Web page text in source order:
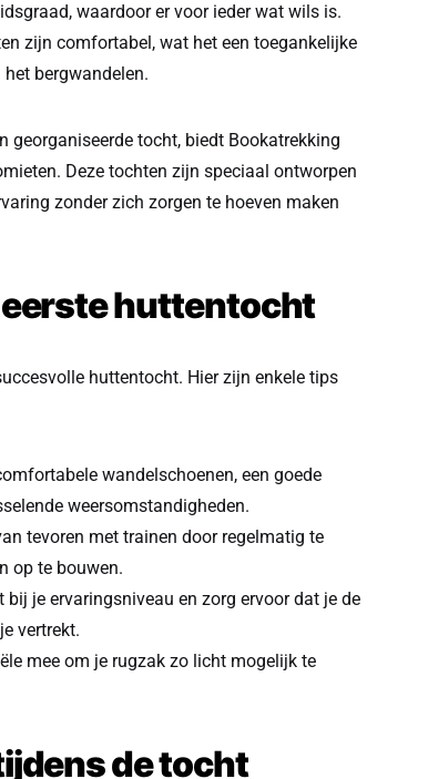
waardoor er voor ieder wat wils is.
zijn comfortabel, wat het een toegankelijke
bergwandelen.
georganiseerde tocht, biedt Bookatrekking
Deze tochten zijn speciaal ontworpen
zonder zich zorgen te hoeven maken
huttentocht
huttentocht. Hier zijn enkele tips
wandelschoenen, een goede
weersomstandigheden.
tevoren met trainen door regelmatig te
op te bouwen.
bij je ervaringsniveau en zorg ervoor dat je de
vertrekt.
mee om je rugzak zo licht mogelijk te
de tocht